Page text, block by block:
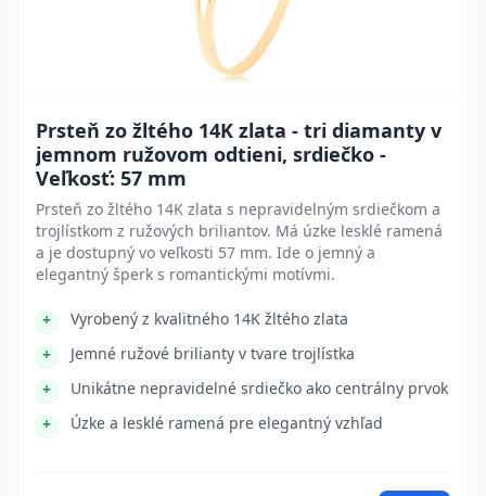
Prsteň zo žltého 14K zlata - tri diamanty v
jemnom ružovom odtieni, srdiečko -
Veľkosť: 57 mm
Prsteň zo žltého 14K zlata s nepravidelným srdiečkom a
trojlístkom z ružových briliantov. Má úzke lesklé ramená
a je dostupný vo veľkosti 57 mm. Ide o jemný a
elegantný šperk s romantickými motívmi.
Vyrobený z kvalitného 14K žltého zlata
Jemné ružové brilianty v tvare trojlístka
Unikátne nepravidelné srdiečko ako centrálny prvok
Úzke a lesklé ramená pre elegantný vzhľad